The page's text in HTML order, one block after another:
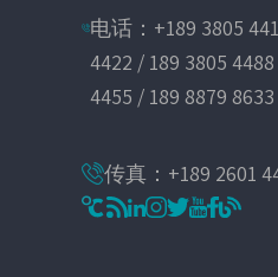
电话：+189 3805
4422 / 189 3805
4455 / 189 8879 8633
传真：+189 2601